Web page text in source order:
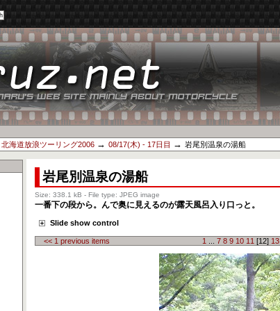
北海道放浪ツーリング2006 → 08/17(木) - 17日目 → 岩尾別温泉の湯船
岩尾別温泉の湯船
Size:338.1 kB -File type:JPEG image
一番下の段から。んで奥に見えるのが露天風呂入り口っと。
Slide show control
<< 1 previous items 1 7 8 9 10 11 [12] 13